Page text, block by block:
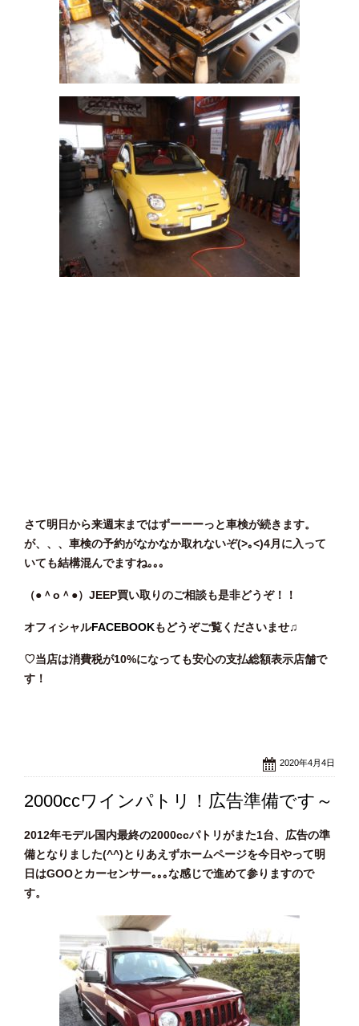
さて明日から来週末まではずーーーっと車検が続きます。
が、、、車検の予約がなかなか取れないぞ(>｡<)4月に入って
いても結構混んでますね｡｡｡
（●＾o ＾●）JEEP買い取りのご相談も是非どうぞ！！
オフィシャルFACEBOOKもどうぞご覧くださいませ♫
♡当店は消費税が10%になっても安心の支払総額表示店舗で
す！
2020年4月4日
2000ccワインパトリ！広告準備です～
2012年モデル国内最終の2000ccパトリがまた1台、広告の準
備となりました(^^)とりあえずホームページを今日やって明
日はGOOとカーセンサー｡｡｡な感じで進めて参りますので
す。